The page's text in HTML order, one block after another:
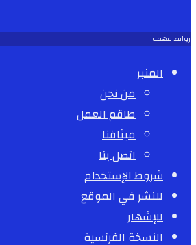
روابط مهمة
المنبر
من نحن
طاقم العمل
ميثاقنا
اتصل بنا
شروط الإستخدام
للنشر في الموقع
للإشهار
النسخة الفرنسية